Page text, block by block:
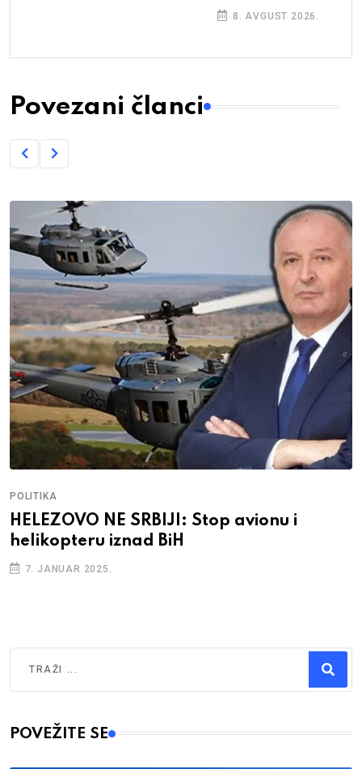
8. AVGUST 2026.
Povezani članci
POLITIKA
HELEZOVO NE SRBIJI: Stop avionu i
helikopteru iznad BiH
7. JANUAR 2025.
Type 2 or more characters for results.
POVEŽITE SE